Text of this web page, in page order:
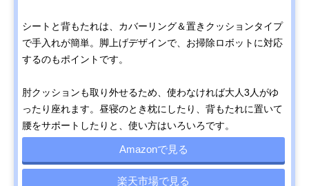
シートと背もたれは、カバーリング＆置きクッションタイプ
で手入れが簡単。脚上げデザインで、お掃除ロボットに対応
するのもポイントです。
肘クッションも取り外せるため、使わなければ大人3人がゆ
ったり座れます。昼寝のとき枕にしたり、背もたれに置いて
腰をサポートしたりと、使い方はいろいろです。
Amazonで見る
楽天市場で見る